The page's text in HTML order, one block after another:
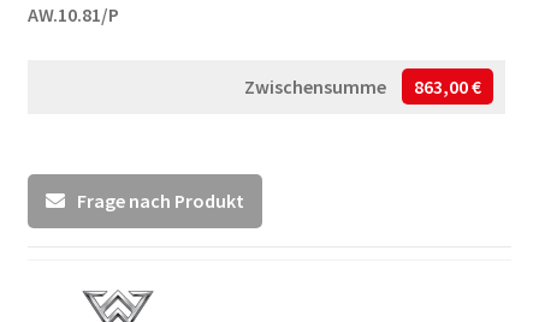
AW.10.81/P
Zwischensumme 863,00 €
Frage nach Produkt